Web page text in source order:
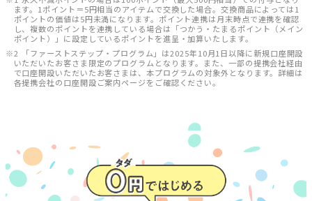
ます。1ポイント＝5円相当のアイテムで交換した場合。交換商品によっては1
ポイントの価値は5円未満になります。ポイント連携は月末時点で連携を確認
し、複数のポイントを連携している場合は「つかう・たまるポイント（メイン
ポイント）」に設定しているポイントを進呈・加算いたします。
※2 「ファーストステップ・プログラム」は2025年10月1日以降に新規口座開設
いただいたお客さま限定のプログラムとなります。また、一部の提携会社経由
で口座開設いただいたお客さまは、本プログラムの対象外となります。詳細は
各提携会社の口座開設ご案内ページをご確認ください。